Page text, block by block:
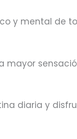
y mental de
mayor
diaria y